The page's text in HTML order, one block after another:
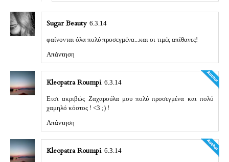
Sugar Beauty 6.3.14
φαίνονται όλα πολύ προσεγμένα...και οι τιμές απίθανες!
Απάντηση
Kleopatra Roumpi 6.3.14
Ετσι ακριβώς Ζαχαρούλα μου πολύ προσεγμένα και πολύ
χαμηλό κόστος ! <3 ;) !
Απάντηση
Kleopatra Roumpi 6.3.14